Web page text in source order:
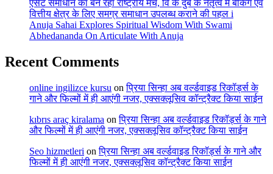
एसेट समाधान का बन रहा राष्ट्रीय मंच, वि के दुबे के नेतृत्व में बैंकिंग एवं
वित्तीय क्षेत्र के लिए समग्र समाधान उपलब्ध कराने की पहल i
Anuja Sahai Explores Spiritual Wisdom With Swami
Abhedananda On Articulate With Anuja
Recent Comments
online ingilizce kursu onप्रिया सिन्हा अब वर्ल्डवाइड रिकॉर्ड्स के
गाने और फिल्मों में ही आएंगी नजर, एक्सक्लूसिव कॉन्ट्रैक्ट किया साईन
kıbrıs araç kiralama onप्रिया सिन्हा अब वर्ल्डवाइड रिकॉर्ड्स के गाने
और फिल्मों में ही आएंगी नजर, एक्सक्लूसिव कॉन्ट्रैक्ट किया साईन
Seo hizmetleri onप्रिया सिन्हा अब वर्ल्डवाइड रिकॉर्ड्स के गाने और
फिल्मों में ही आएंगी नजर, एक्सक्लूसिव कॉन्ट्रैक्ट किया साईन